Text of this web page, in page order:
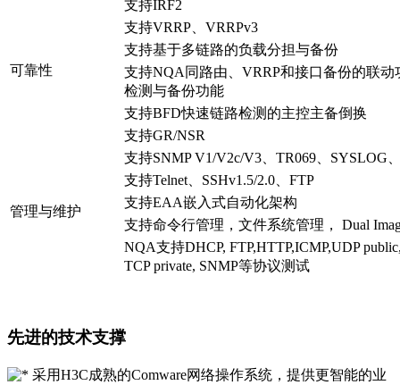
可靠性
支持IRF2
支持VRRP、VRRPv3
支持基于多链路的负载分担与备份
支持NQA同路由、VRRP和接口备份的联
检测与备份功能
支持BFD快速链路检测的主控主备倒换
支持GR/NSR
管理与维护
支持SNMP V1/V2c/V3、TR069、SYSLOG
支持Telnet、SSHv1.5/2.0、FTP
支持EAA嵌入式自动化架构
支持命令行管理，文件系统管理， Dual
NQA支持DHCP, FTP,HTTP,ICMP,UDP
TCP private, SNMP等协议测试
先进的技术支撑
采用H3C成熟的Comware网络操作系统，提供更智能的业